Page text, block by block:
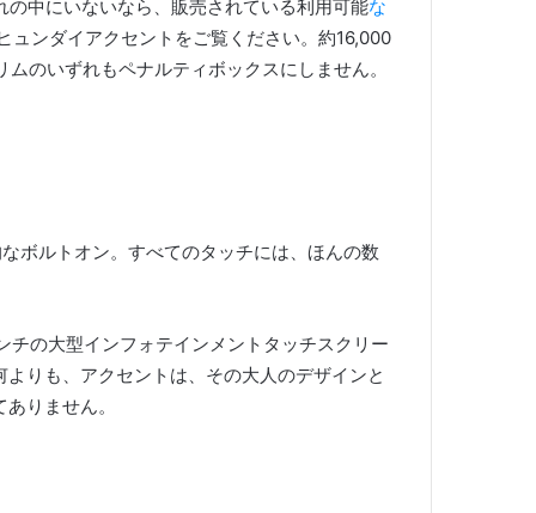
の中にいないなら 、販売されている利用可能な
ュンダイアクセントをご覧ください。 約16,000
のいずれもペナルティボックスにしません。
ボルトオン。 すべてのタッチには、ほんの数
の大型インフォテインメントタッチスクリー
よりも、アクセントは、その大人のデザインと
りません。